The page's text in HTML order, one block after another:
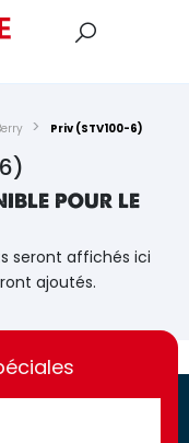
Priv (STV100-6)
pour le
seront affichés ici
ajoutés.